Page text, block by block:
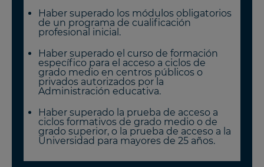
Haber superado los módulos obligatorios
de un programa de cualificación
profesional inicial.
Haber superado el curso de formación
específico para el acceso a ciclos de
grado medio en centros públicos o
privados autorizados por la
Administración educativa.
Haber superado la prueba de acceso a
ciclos formativos de grado medio o de
grado superior, o la prueba de acceso a la
Universidad para mayores de 25 años.